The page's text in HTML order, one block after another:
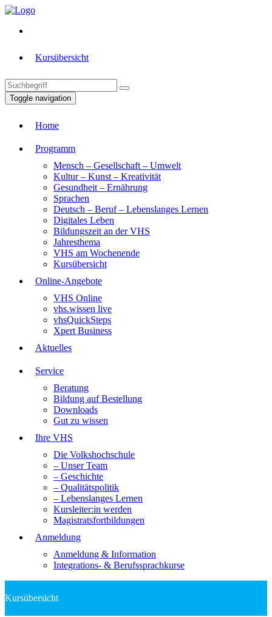
Kursübersicht
Toggle navigation
Home
Programm
Mensch – Gesellschaft – Umwelt
Kultur – Kunst – Kreativität
Gesundheit – Ernährung
Sprachen
Deutsch – Beruf – Lebenslanges Lernen
Digitales Leben
Bildungszeit an der VHS
Jahresthema
VHS am Wochenende
Kursübersicht
Online-Angebote
VHS Online
vhs.wissen live
vhsQuickSteps
Xpert Business
Aktuelles
Service
Beratung
Bildung auf Bestellung
Downloads
Gut zu wissen
Ihre VHS
Die Volkshochschule
– Unser Team
– Geschichte
– Qualitätspolitik
– Lebenslanges Lernen
Kursleiter:in werden
Magistratsfortbildungen
Anmeldung
Anmeldung & Information
Integrations- & Berufssprachkurse